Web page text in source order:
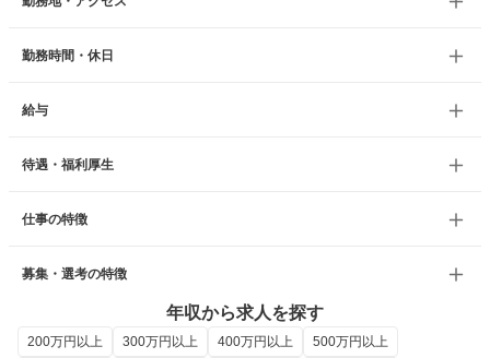
勤務時間・休日
給与
待遇・福利厚生
仕事の特徴
募集・選考の特徴
年収から求人を探す
200万円以上 300万円以上 400万円以上 500万円以上